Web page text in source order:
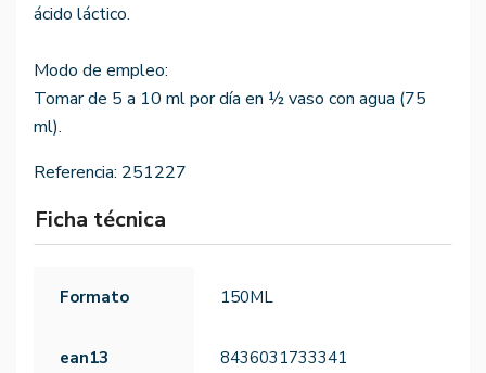
ácido láctico.
Modo de empleo:
Tomar de 5 a 10 ml por día en ½ vaso con agua (75
ml).
Referencia: 251227
Ficha técnica
Formato 150ML
ean13 8436031733341